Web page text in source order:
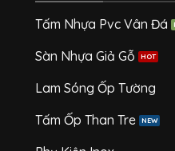
Tấm Nhựa Pvc Vân Đá
Sàn Nhựa Giả Gỗ
Lam Sóng Ốp Tường
Tấm Ốp Than Tre